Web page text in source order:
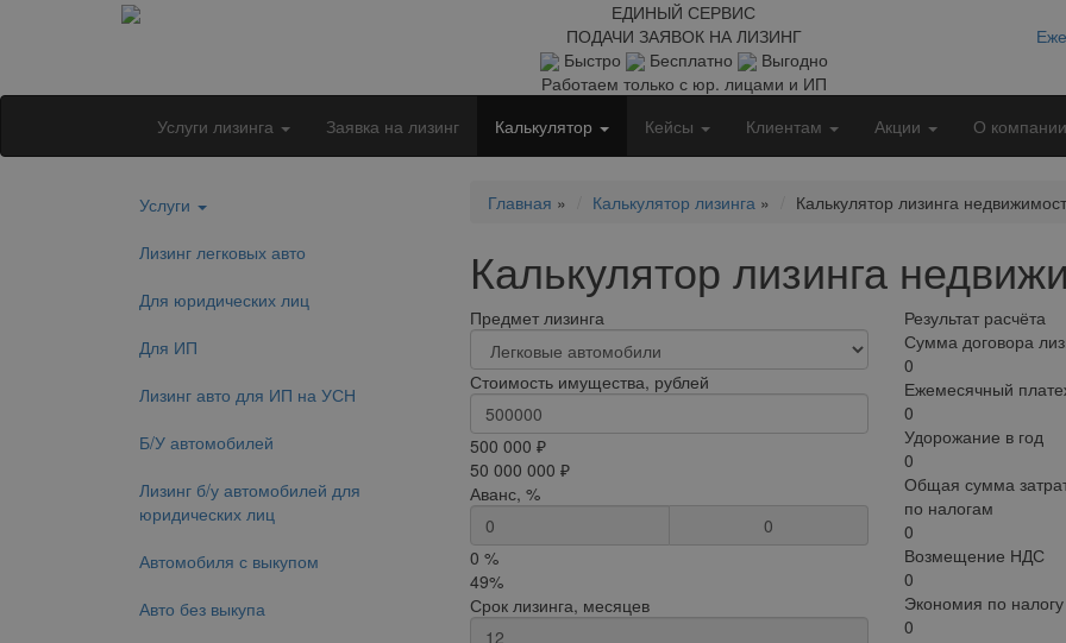
ЕДИНЫЙ СЕРВИС
ПОДАЧИ ЗАЯВОК НА ЛИЗИНГ
Быстро
Бесплатно
Выгодно
Работаем только с юр. лицами и ИП
Услуги лизинга Заявка на лизинг Калькулятор Кейсы Клиентам Акции О компании
Услуги
Лизинг легковых авто
Для юридических лиц
Для ИП
Лизинг авто для ИП на УСН
Б/У автомобилей
Лизинг б/у автомобилей для
юридических лиц
Автомобиля с выкупом
Авто без выкупа
Главная » Калькулятор лизинга» Калькулятор лизинга
Калькулятор лизинга
Предмет лизинга
Стоимость имущества, рублей
500 000 ₽
50 000 000 ₽
Аванс, %
0
0 %
49%
Срок лизинга, месяцев
Результат расчёта
Сумма договора
0
Ежемесячный
0
Удорожание в год
0
Общая сумма
по налогам
0
Возмещение НДС
0
Экономия по
0